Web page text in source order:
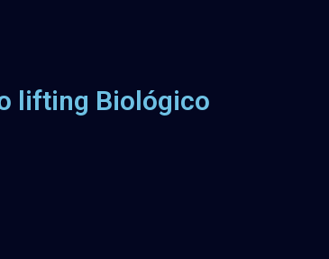
lifting Biológico